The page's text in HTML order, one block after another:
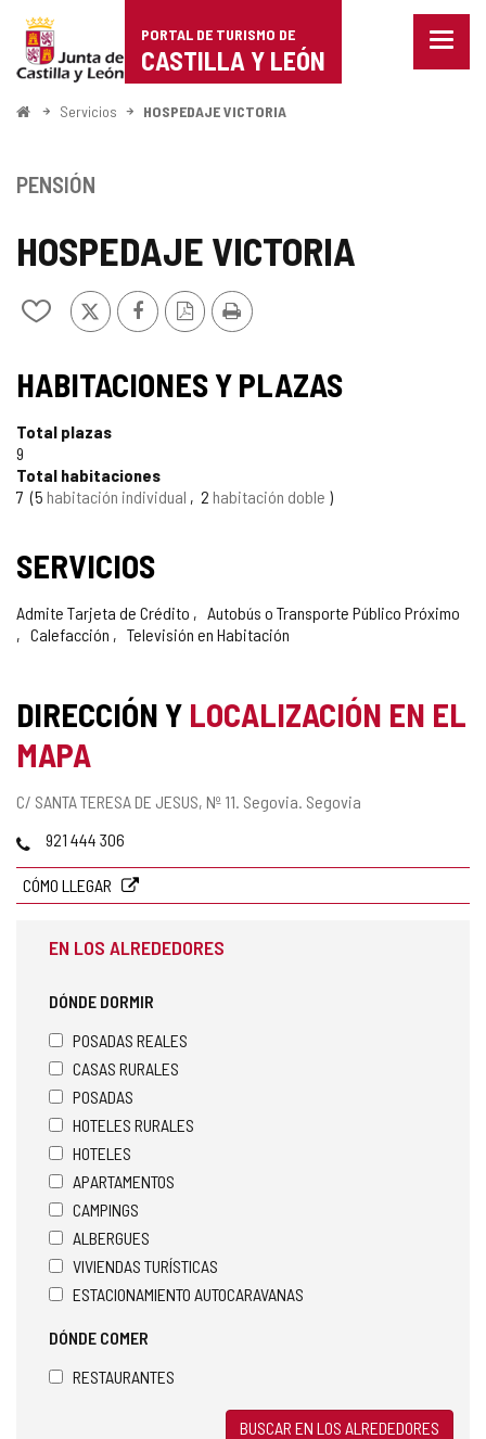
Portal
de
Turismo
Castilla
León
PORTAL DE TURISMO DE
CASTILLA Y LEÓN
Menu
InicioServicios HOSPEDAJE VICTORIA
HOSPEDAJE VICTORIA
Añadir/quitar
cuadernos
X FacebookVersión
PDF
Imprimir
PENSIÓN
HABITACIONES Y PLAZAS
Total plazas
9
Total habitaciones
7 5 habitación individual 2 habitación doble
SERVICIOS
Admite Tarjeta de Crédito
Autobús o Transporte Público Próximo
Calefacción
Televisión en Habitación
DIRECCIÓN Y LOCALIZACIÓN EN EL
MAPA
Dirección
C/ SANTA TERESA DE JESUS, Nº 11. Segovia. Segovia
Teléfonos
921 444 306
CÓMO LLEGAR
EN LOS ALREDEDORES
DÓNDE DORMIR
POSADAS REALES
CASAS RURALES
POSADAS
HOTELES RURALES
HOTELES
APARTAMENTOS
CAMPINGS
ALBERGUES
VIVIENDAS TURÍSTICAS
ESTACIONAMIENTO AUTOCARAVANAS
DÓNDE COMER
RESTAURANTES
BUSCAR EN LOS ALREDEDORES